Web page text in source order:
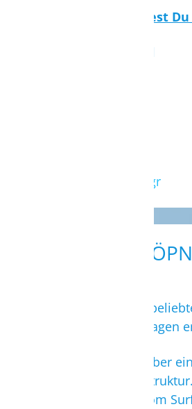
Die Krankenhäuser findest
nax-hosp@otenet.gr
MIETWAGEN,
Griechenland ist ein sehr
und gerne mit dem Mietwagen
Zudem verfügt das Land über
öffentliche
die kleinsten Dörfer an. Vom